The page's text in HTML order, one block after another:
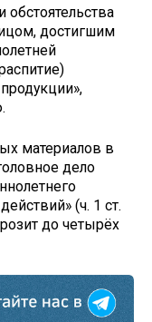
обстоятельства
достигшим
материалов в
дело
(ч. 1 ст.
до четырёх